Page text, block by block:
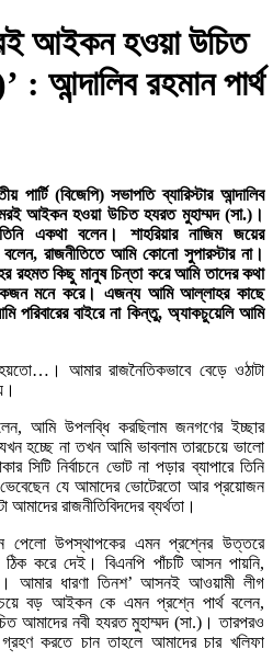
আইকন হওয়া উচিত
: আন্দালিব রহমান পার্থ
পার্টি (বিজেপি) সভাপতি ব্যারিস্টার আন্দালিব
আইকন হওয়া উচিত হযরত মুহাম্মদ (সা.)।
একথা বলেন। শাহরিয়ার নাজিম জয়ের
রাজনীতিতে আমি কোনো সুপারস্টার না।
রহমত কিছু মানুষ চিন্তা করে আমি তাদের কথা
মনে করে। এজন্য আমি আল্লাহর কাছে
বাইরে না কিন্তু, অ্যাকচুয়েলি আমি
আমার রাজনৈতিকভাবে বেড়ে ওঠাটা
আমি উপলব্ধি করছিলাম জনগণের ইচ্ছার
হচ্ছে না তখন আমি ভাবলাম তারচেয়ে ভালো
নির্বাচনে ভোট না পড়ার ব্যাপারে তিনি
যে আমাদের ভোটেরতো আর প্রয়োজন
রাজনীতিবিদদের ব্যর্থতা।
পেলো উপস্থাপকের এমন প্রশ্নের উত্তরে
করে দেই। বিএনপি পাঁচটি আসন পায়নি,
আমার ধারণা তিনশ’ আসনই আওয়ামী লীগ
বড় আইকন কে এমন প্রশ্নে পার্থ বলেন,
আমাদের নবী হযরত মুহাম্মদ (সা.)। তারপরও
করতে চান তাহলে আমাদের চার খলিফা